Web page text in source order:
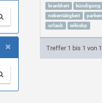
×
krankheit
kündigung
nebentätigkeit
parken
urlaub
wikisbp
Treffer 1 bis 1 von 1